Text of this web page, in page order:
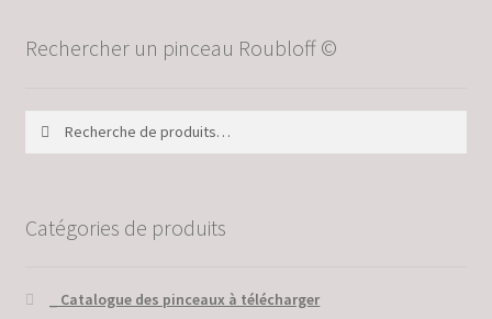
Rechercher un pinceau Roubloff ©
Catégories de produits
_ Catalogue des pinceaux à télécharger